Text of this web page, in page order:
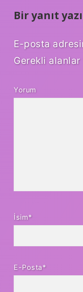
Bir yanıt
E-posta
Gerekli alanlar
Yorum
İsim*
E-Posta*